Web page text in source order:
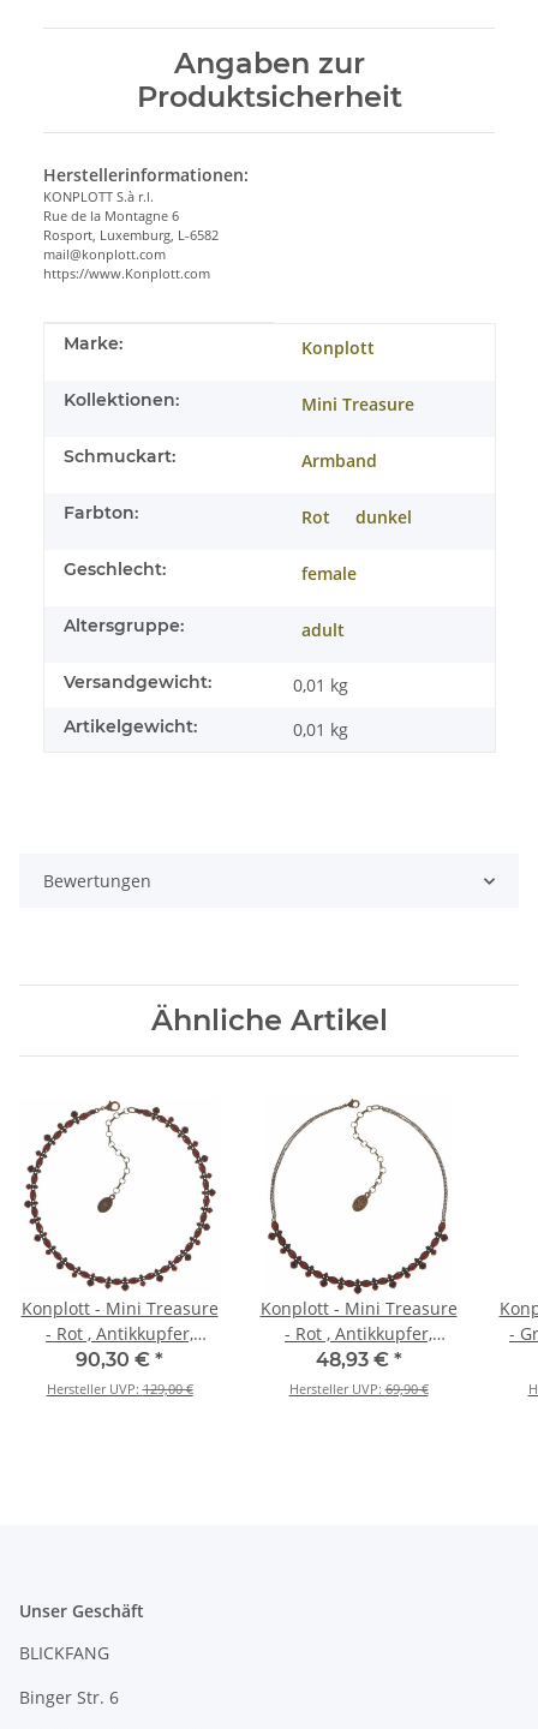
Angaben zur
Produktsicherheit
Herstellerinformationen:
KONPLOTT S.à r.l.
Rue de la Montagne 6
Rosport, Luxemburg, L-6582
mail@konplott.com
https://www.Konplott.com
Produkteigenschaft
Wert
Marke: Konplott
Kollektionen: Mini Treasure
Schmuckart: Armband
Farbton: Rot dunkel
Geschlecht: female
Altersgruppe: adult
Versandgewicht: 0,01 kg
Artikelgewicht: 0,01 kg
Bewertungen
Ähnliche Artikel
Konplott - Mini Treasure
- Rot , Antikkupfer,
Halskette
90,30 € *
Hersteller UVP:129,00 €
Konplott - Mini Treasure
- Rot , Antikkupfer,
Halskette
48,93 € *
Hersteller UVP:69,90 €
-
Unser Geschäft
BLICKFANG
Binger Str. 6